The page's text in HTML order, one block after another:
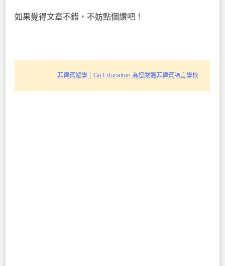
如果覺得文章不錯，不妨點個讚吧！
菲律賓遊學｜Go Education 為您嚴選菲律賓語言學校